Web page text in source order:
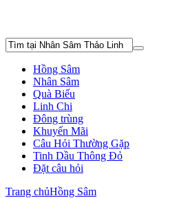
Hồng Sâm
Nhân Sâm
Quà Biếu
Linh Chi
Đông trùng
Khuyến Mãi
Câu Hỏi Thường Gặp
Tinh Dầu Thông Đỏ
Đặt câu hỏi
Trang chủHồng Sâm